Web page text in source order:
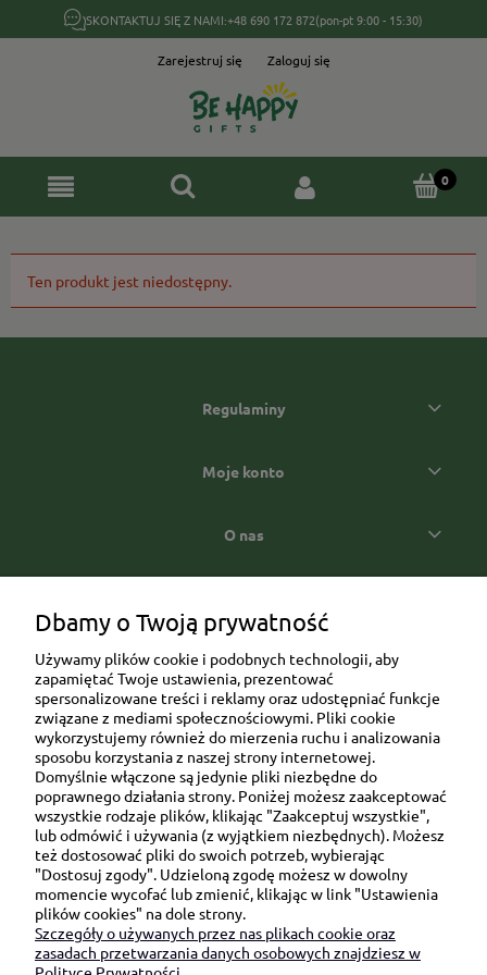
SKONTAKTUJ SIĘ Z NAMI:+48 690 172 872(pon-pt 9:00 - 15:30)
Zarejestruj się Zaloguj się
Ten produkt jest niedostępny.
Regulaminy
Moje konto
O nas
Ul. Brukowa 6/8 lok. 57/58
91-341 Łódź
NIP: 6751510615
SKONTAKTUJ SIĘ Z NAMI:
sklep@be-happygifts.com
+48 690 172 872
Dbamy o Twoją prywatność
Używamy plików cookie i podobnych technologii, aby
zapamiętać Twoje ustawienia, prezentować
spersonalizowane treści i reklamy oraz udostępniać funkcje
związane z mediami społecznościowymi. Pliki cookie
wykorzystujemy również do mierzenia ruchu i analizowania
sposobu korzystania z naszej strony internetowej.
Domyślnie włączone są jedynie pliki niezbędne do
poprawnego działania strony. Poniżej możesz zaakceptować
wszystkie rodzaje plików, klikając "Zaakceptuj wszystkie",
lub odmówić i używania (z wyjątkiem niezbędnych). Możesz
też dostosować pliki do swoich potrzeb, wybierając
"Dostosuj zgody". Udzieloną zgodę możesz w dowolny
momencie wycofać lub zmienić, klikając w link "Ustawienia
plików cookies" na dole strony.
Szczegóły o używanych przez nas plikach cookie oraz
zasadach przetwarzania danych osobowych znajdziesz w